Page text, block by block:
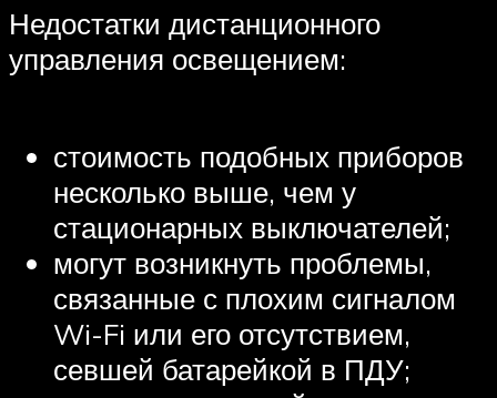
Недостатки дистанционного
управления освещением:
стоимость подобных приборов
несколько выше, чем у
стационарных выключателей;
могут возникнуть проблемы,
связанные с плохим сигналом
Wi-Fi или его отсутствием,
севшей батарейкой в ПДУ;